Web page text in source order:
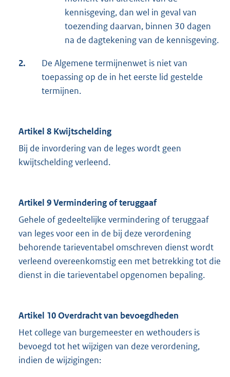
kennisgeving, dan wel in geval van
toezending daarvan, binnen 30 dagen
na de dagtekening van de kennisgeving.
2.
De Algemene termijnenwet is niet van
toepassing op de in het eerste lid gestelde
termijnen.
Artikel 8 Kwijtschelding
Bij de invordering van de leges wordt geen
kwijtschelding verleend.
Artikel 9 Vermindering of teruggaaf
Gehele of gedeeltelijke vermindering of teruggaaf
van leges voor een in de bij deze verordening
behorende tarieventabel omschreven dienst wordt
verleend overeenkomstig een met betrekking tot die
dienst in die tarieventabel opgenomen bepaling.
Artikel 10 Overdracht van bevoegdheden
Het college van burgemeester en wethouders is
bevoegd tot het wijzigen van deze verordening,
indien de wijzigingen: